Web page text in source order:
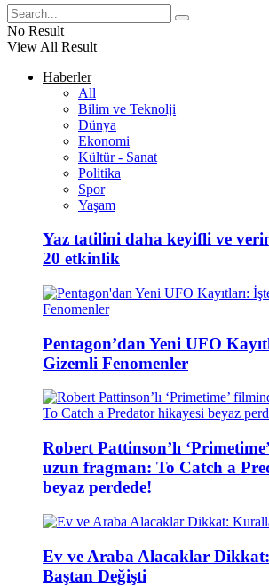
No Result
View All Result
Haberler
All
Bilim ve Teknolji
Dünya
Ekonomi
Kültür - Sanat
Politika
Spor
Yaşam
Yaz tatilini daha keyifli ve
20 etkinlik
Pentagon’dan Yeni UFO
Gizemli Fenomenler
Robert Pattinson’lı
uzun fragman: To Catch a
beyaz perdede!
Ev ve Araba Alacaklar
Baştan Değişti